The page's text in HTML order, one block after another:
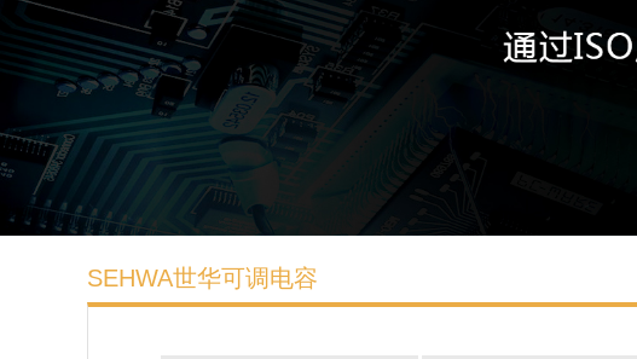
SEHWA世华可调电容